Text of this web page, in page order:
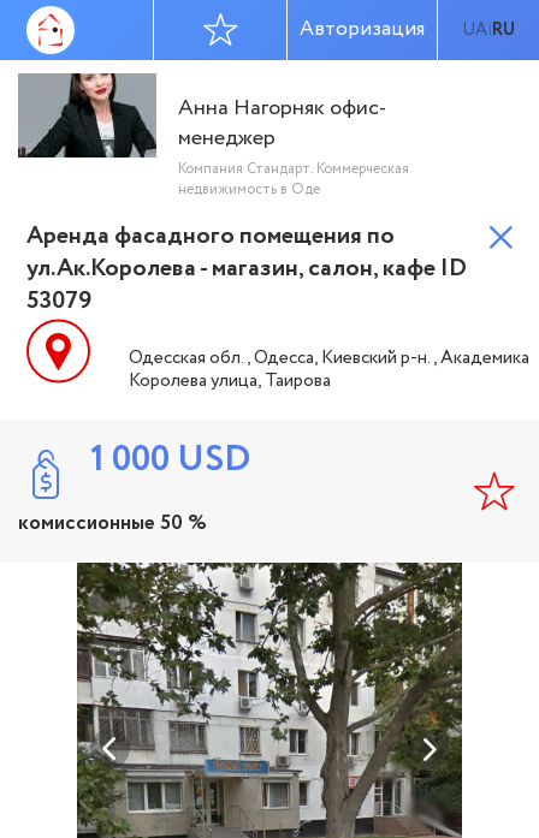
UA|RU
Авторизация
Анна Нагорняк офис-
менеджер
Компания Стандарт. Коммерческая
недвижимость в Оде
Аренда фасадного помещения по
ул.Ак.Королева - магазин, салон, кафе ID
53079
Одесская обл., Одесса, Киевский р-н., Академика
Королева улица, Таирова
1 000 USD
комиссионные 50 %